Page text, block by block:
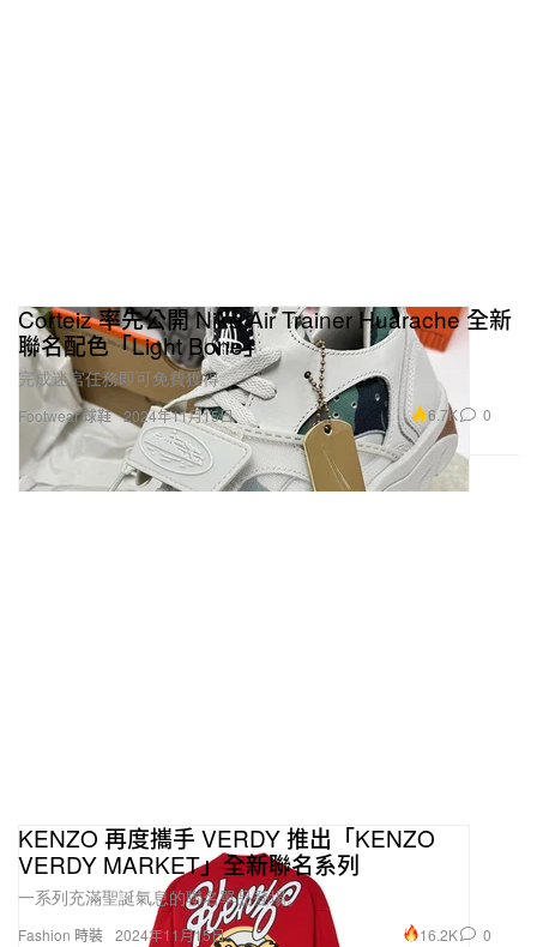
Footwear 球鞋
Corteiz 率先公開 Nike Air Trainer Huarache 全新
聯名配色「Light Bone」
完成迷宮任務即可免費獲得。
2024年11月15日 6.7K 0
Fashion 時裝
KENZO 再度攜手 VERDY 推出「KENZO
VERDY MARKET」全新聯名系列
一系列充滿聖誕氣息的聯名單品登場。
2024年11月15日 16.2K 0